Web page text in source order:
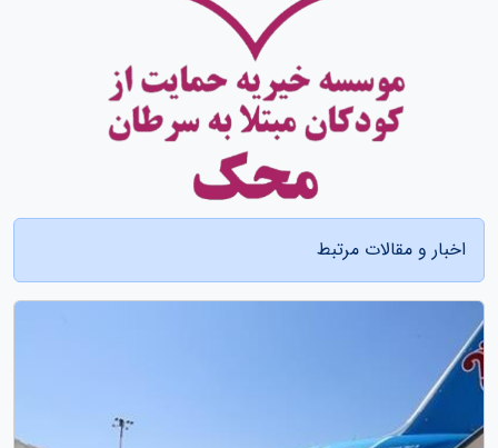
اخبار و مقالات مرتبط